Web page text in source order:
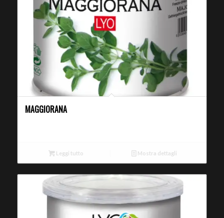
MAGGIORANA
Leggi tutto Mostra dettagli